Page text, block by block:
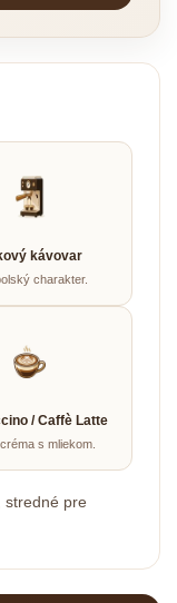
kávovar
charakter.
/ Caffè Latte
s mliekom.
stredné pre